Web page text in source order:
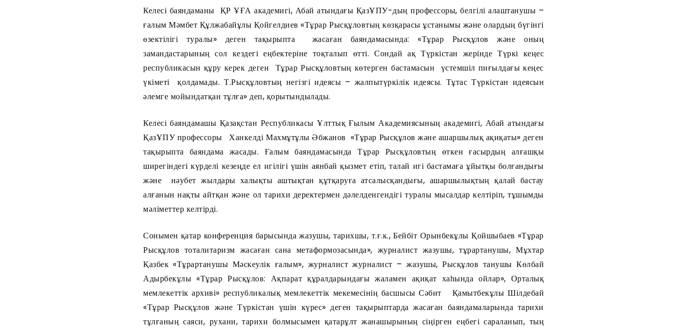
Келесі баяндаманы ҚР ҰҒА академигі, Абай атындағы ҚазҰПУ-дың профессоры, белгілі алаштанушы –
ғалым Мәмбет Құлжабайұлы Қойгелдиев «Тұрар Рысқұловтың көзқарасы ұстанымы және олардың бүгінгі
өзектілігі туралы» деген тақырыпта жасаған баяндамасында: «Тұрар Рысқұлов және оның
замандастарының сол кездегі еңбектеріне тоқталып өтті. Сондай ақ Түркістан жерінде Түркі кеңес
республикасын құру керек деген Тұрар Рысқұловтың көтерген бастамасын үстемшіл пиғылдағы кеңес
үкіметі қолдамады. Т.Рысқұловтың негізгі идеясы – жалпытүркілік идеясы. Тұтас Түркістан идеясын
әлемге мойындатқан тұлға» деп, қорытындылады.
Келесі баяндамашы Қазақстан Республикасы Ұлттық Ғылым Академиясының академигі, Абай атындағы
ҚазҰПУ профессоры Ханкелді Махмұтұлы Әбжанов «Тұрар Рысқұлов және ашаршылық ақиқаты» деген
тақырыпта баяндама жасады. Ғалым баяндамасында Тұрар Рысқұловтың өткен ғасырдың алғашқы
ширегіндегі күрделі кезеңде ел игілігі үшін аянбай қызмет етіп, талай игі бастамаға ұйытқы болғандығы
және нәубет жылдары халықты аштықтан құтқаруға атсалысқандығы, ашаршылықтың қалай бастау
алғанын нақты айтқан және ол тарихи деректермен дәлелденгендігі туралы мысалдар келтіріп, тұшымды
мәліметтер келтірді.
Сонымен қатар конференция барысында жазушы, тарихшы, т.ғ.к., Бейбіт Орынбекұлы Қойшыбаев «Тұрар
Рысқұлов тоталитаризм жасаған сана метаформозасында», журналист жазушы, тұрартанушы, Мұхтар
Қазбек «Тұрартанушы Мәскеулік ғалым», журналист журналист – жазушы, Рысқұлов танушы Көлбай
Адырбекұлы «Тұрар Рысқұлов: Ақпарат құралдарындағы жаламен ақиқат хаһында ойлар», Орталық
мемлекеттік архиві» республикалық мемлекеттік мекемесінің басшысы Сәбит Қамытбекұлы Шілдебай
«Тұрар Рысқұлов және Түркістан үшін күрес» деген тақырыптарда жасаған баяндамаларында тарихи
тұлғаның саяси, рухани, тарихи болмысымен қатарұлт жанашырының сіңірген еңбегі сараланып, тың